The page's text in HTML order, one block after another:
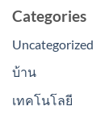
Categories
Uncategorized
บ้าน
เทคโนโลยี